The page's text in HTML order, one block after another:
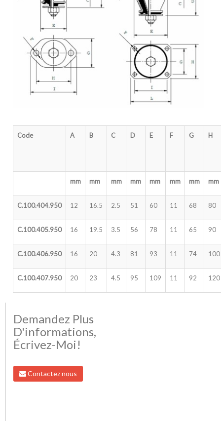
Code A B C D E F G H
mm mm mm mm mm mm mm mm
C.100.404.950 12 16.5 2.5 51 60 11 68 80
C.100.405.950 16 19.5 3.5 56 78 11 65 90
C.100.406.950 16 20 4.3 81 93 11 74 100
C.100.407.950 20 23 4.5 95 109 11 92 120
Demandez Plus
D'informations,
Écrivez-Moi!
Contactez nous